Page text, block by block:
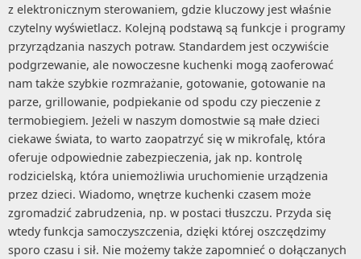
z elektronicznym sterowaniem, gdzie kluczowy jest właśnie
czytelny wyświetlacz. Kolejną podstawą są funkcje i programy
przyrządzania naszych potraw. Standardem jest oczywiście
podgrzewanie, ale nowoczesne kuchenki mogą zaoferować
nam także szybkie rozmrażanie, gotowanie, gotowanie na
parze, grillowanie, podpiekanie od spodu czy pieczenie z
termobiegiem. Jeżeli w naszym domostwie są małe dzieci
ciekawe świata, to warto zaopatrzyć się w mikrofalę, która
oferuje odpowiednie zabezpieczenia, jak np. kontrolę
rodzicielską, która uniemożliwia uruchomienie urządzenia
przez dzieci. Wiadomo, wnętrze kuchenki czasem może
zgromadzić zabrudzenia, np. w postaci tłuszczu. Przyda się
wtedy funkcja samoczyszczenia, dzięki której oszczędzimy
sporo czasu i sił. Nie możemy także zapomnieć o dołączanych